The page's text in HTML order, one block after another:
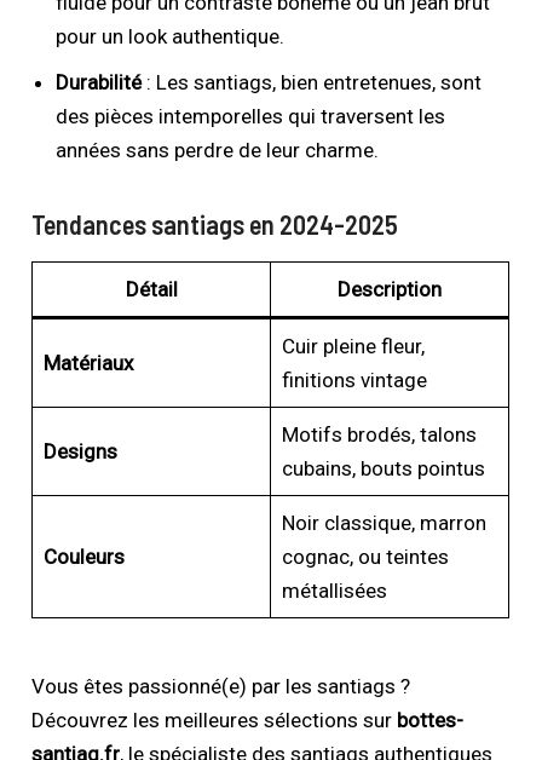
pour un look authentique.
Durabilité: Les santiags, bien entretenues, sont
des pièces intemporelles qui traversent les
années sans perdre de leur charme.
Tendances santiags en 2024-2025
Détail Description
Matériaux
Cuir pleine fleur,
finitions vintage
Designs
Motifs brodés, talons
cubains, bouts pointus
Couleurs
Noir classique, marron
cognac, ou teintes
métallisées
Vous êtes passionné(e) par les santiags ?
Découvrez les meilleures sélections sur bottes-
santiag.fr, le spécialiste des santiags authentiques